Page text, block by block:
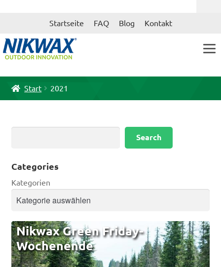
Navigation
Zum
Startseite FAQ Blog Kontakt
Start 2021
Search
Categories
Kategorien
Nikwax Green Friday-
Wochenende